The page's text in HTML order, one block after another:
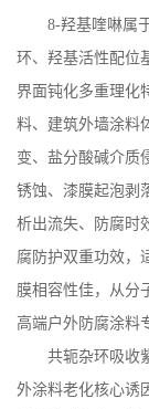
8-羟基喹啉属
环、羟基活性配位
界面钝化多重理化
料、建筑外墙涂料
变、盐分酸碱介质
锈蚀、漆膜起泡剥
析出流失、防腐时
腐防护双重功效，
膜相容性佳，从分
高端户外防腐涂料
共轭杂环吸收
外涂料老化核心诱